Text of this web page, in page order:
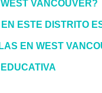
VANCOUVER?
ESTE DISTRITO
EN WEST